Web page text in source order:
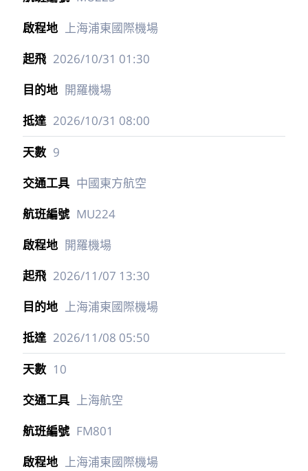
上海浦東國際機場
2026/10/31 01:30
開羅機場
2026/10/31 08:00
9
中國東方航空
MU224
開羅機場
2026/11/07 13:30
上海浦東國際機場
2026/11/08 05:50
10
上海航空
FM801
上海浦東國際機場